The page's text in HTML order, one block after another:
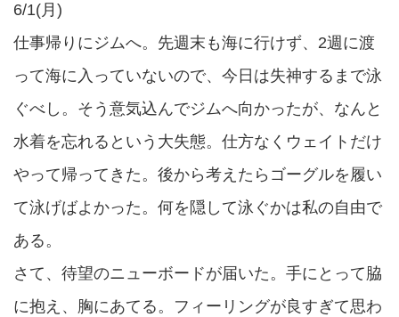
6/1(月)
仕事帰りにジムへ。先週末も海に行けず、2週に渡
って海に入っていないので、今日は失神するまで泳
ぐべし。そう意気込んでジムへ向かったが、なんと
水着を忘れるという大失態。仕方なくウェイトだけ
やって帰ってきた。後から考えたらゴーグルを履い
て泳げばよかった。何を隠して泳ぐかは私の自由で
ある。
さて、待望のニューボードが届いた。手にとって脇
に抱え、胸にあてる。フィーリングが良すぎて思わ